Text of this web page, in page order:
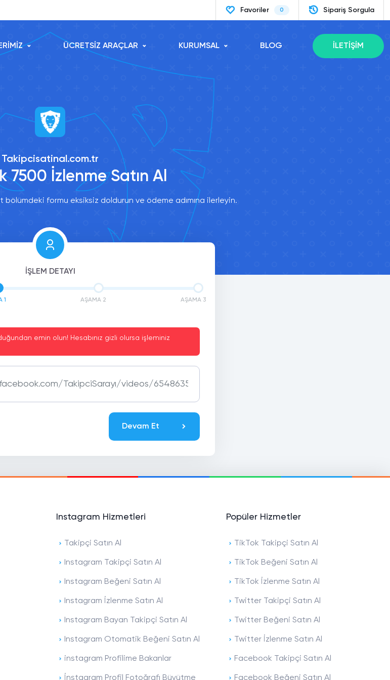
Favoriler 0 Sipariş Sorgula
ÜCRETSİZ ARAÇLAR KURUMSAL BLOG İLETİŞİM
Takipcisatinal.com.tr
7500 İzlenme Satın Al
formu eksiksiz doldurun ve ödeme adımına ilerleyin.
İŞLEM DETAYI
1 AŞAMA 2 AŞAMA 3
emin olun! Hesabınız gizli olursa işleminiz
Devam Et
Instagram Hizmetleri
Takipçi Satın Al
Instagram Takipçi Satın Al
Instagram Beğeni Satın Al
Instagram İzlenme Satın Al
Instagram Bayan Takipçi Satın Al
Instagram Otomatik Beğeni Satın Al
instagram Profilime Bakanlar
İnstagram Profil Fotoğrafı Büyütme
Popüler Hizmetler
TikTok Takipçi Satın Al
TikTok Beğeni Satın Al
TikTok İzlenme Satın Al
Twitter Takipçi Satın Al
Twitter Beğeni Satın Al
Twitter İzlenme Satın Al
Facebook Takipçi Satın Al
Facebook Beğeni Satın Al